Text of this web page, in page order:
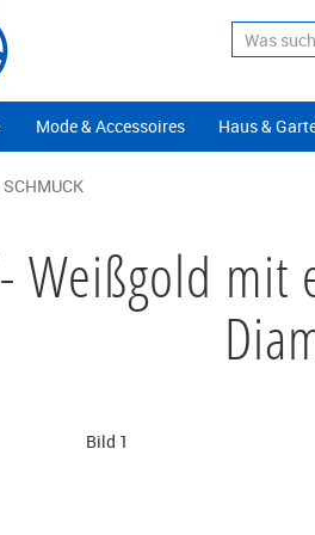
Suche
Mode & Accessoires Haus &
SCHMUCK
Weißgold